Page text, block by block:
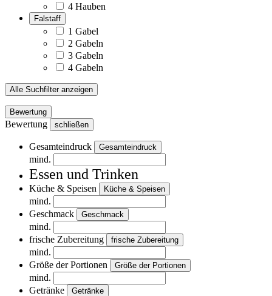
4 Hauben
Falstaff
1 Gabel
2 Gabeln
3 Gabeln
4 Gabeln
Alle Suchfilter anzeigen
Bewertung
Bewertung schließen
Gesamteindruck Gesamteindruck
mind.
Essen und Trinken
Küche & Speisen Küche & Speisen
mind.
Geschmack
Geschmack
mind.
frische Zubereitung
frische Zubereitung
mind.
Größe der Portionen
Größe der Portionen
mind.
Getränke
Getränke